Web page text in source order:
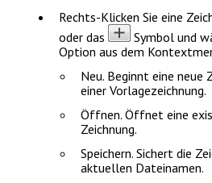
Rechts-Klicken Sie eine
oder das
Symbol und
Option aus dem
Neu. Beginnt eine neue
einer Vorlagezeichnung.
Öffnen. Öffnet eine
Zeichnung.
Speichern. Sichert die
aktuellen Dateinamen.